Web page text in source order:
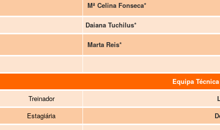
Mª Celina Fonseca*
Daiana Tuchilus*
Marta Reis*
Equipa Técnica
Treinador
Estagiária